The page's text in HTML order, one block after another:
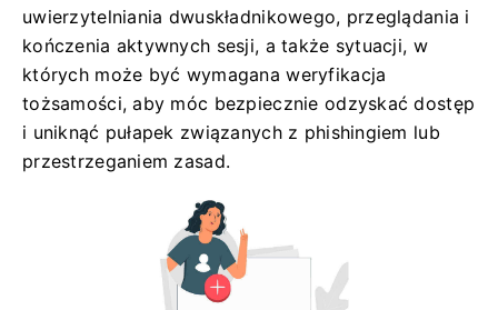
uwierzytelniania dwuskładnikowego, przeglądania i
kończenia aktywnych sesji, a także sytuacji, w
których może być wymagana weryfikacja
tożsamości, aby móc bezpiecznie odzyskać dostęp
i uniknąć pułapek związanych z phishingiem lub
przestrzeganiem zasad.